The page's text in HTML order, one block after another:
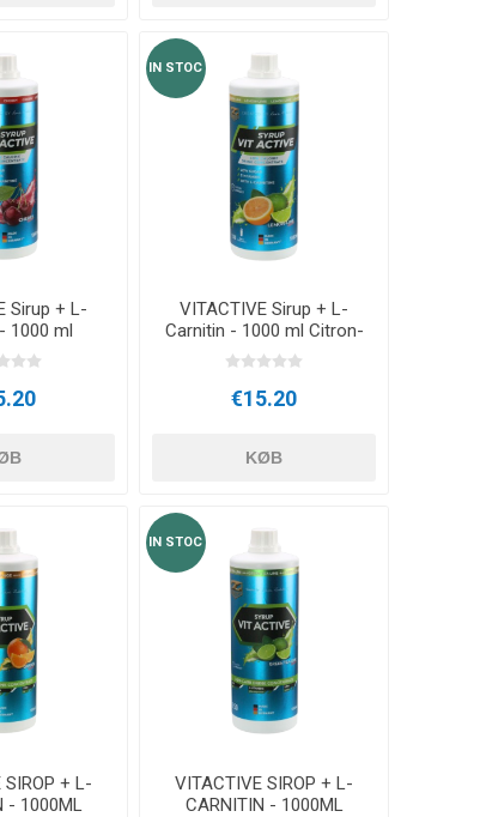
Sirup + L-
1000 ml
IN STOC
VITACTIVE Sirup + L-
Carnitin - 1000 ml Citron-
Lime
€15.20
KØB
+ L-
- 1000ML
IN STOC
VITACTIVE SIROP + L-
CARNITIN - 1000ML